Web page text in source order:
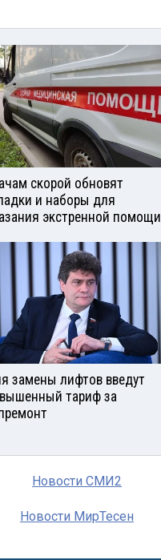
скорой обновят
и наборы для
экстренной помощи
замены лифтов введут
тариф за
Новости СМИ2
Новости МирТесен